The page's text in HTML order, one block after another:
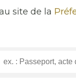
site de la